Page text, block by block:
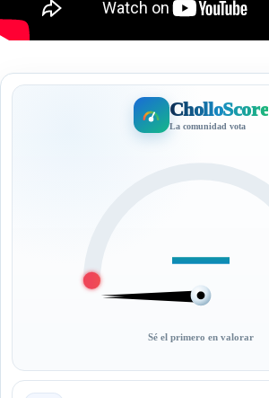
CholloScore
La comunidad vota
—
Sé el primero en valorar